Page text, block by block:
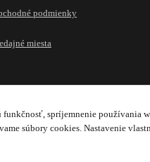
podmienky
miesta
funkčnosť, spríjemnenie používania
súbory cookies. Nastavenie